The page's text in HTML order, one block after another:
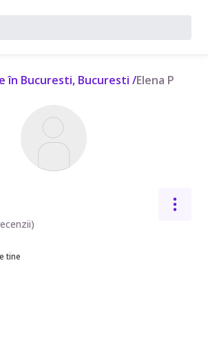
în Bucuresti, Bucuresti /Elena P
)
tine